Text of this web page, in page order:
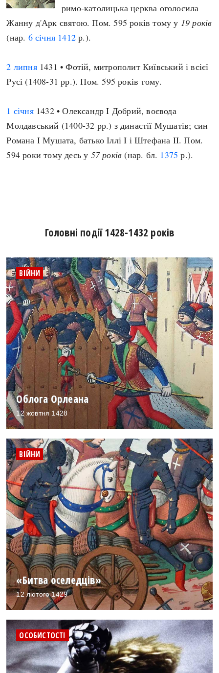
римо-католицька церква оголосила
Жанну д'Арк святою. Пом. 595 років тому у 19 років
(нар. 6 січня 1412 р.).
2 липня1431 • Фотій, митрополит Київський і всієї
Русі (1408-31 рр.). Пом. 595 років тому.
1 січня1432 • Олександр I Добрий, воєвода
Молдавський (1400-32 рр.) з династії Мушатів; син
Романа I Мушата, батько Іллі I і Штефана II. Пом.
594 роки тому десь у 57 років (нар. бл. 1375 р.).
Головні події 1428-1432 років
ВІЙНИ
Облога Орлеана
12 жовтня 1428
ВІЙНИ
«Битва оселедців»
12 лютого 1429
ОСОБИСТОСТІ